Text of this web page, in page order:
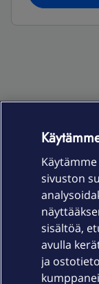
Laitteet &
Palvelut
sivuston
sisältöä,
avulla
ja